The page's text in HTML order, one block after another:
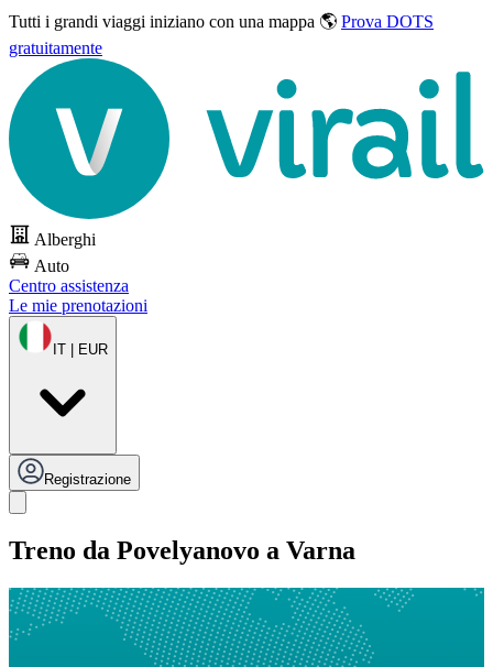
Tutti i grandi viaggi iniziano con una mappa 🌎 Prova DOTS
gratuitamente
Alberghi
Auto
Centro assistenza
Le mie prenotazioni
IT | EUR
Registrazione
Treno da Povelyanovo a Varna